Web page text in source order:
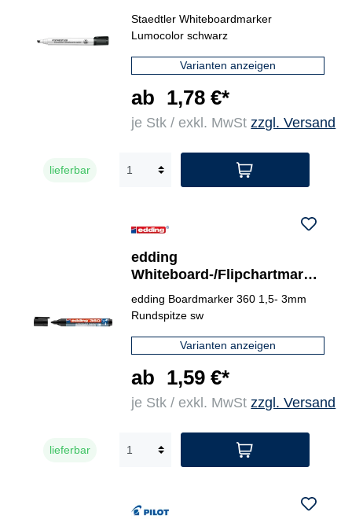
Lumocolor® 351 B
Staedtler Whiteboardmarker
Lumocolor schwarz
Varianten anzeigen
ab 1,78 €*
je Stk / exkl. MwStzzgl. Versand
lieferbar
edding
Whiteboard-/Flipchartmarke
r 360
edding Boardmarker 360 1,5- 3mm
Rundspitze sw
Varianten anzeigen
ab 1,59 €*
je Stk / exkl. MwStzzgl. Versand
lieferbar